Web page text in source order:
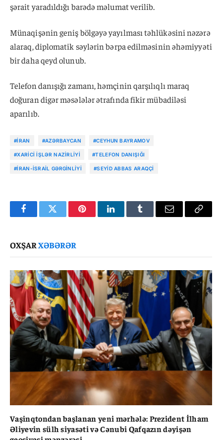
şərait yaradıldığı barədə məlumat verilib.
Münaqişənin geniş bölgəyə yayılması təhlükəsini nəzərə
alaraq, diplomatik səylərin bərpa edilməsinin əhəmiyyəti
bir daha qeyd olunub.
Telefon danışığı zamanı, həmçinin qarşılıqlı maraq
doğuran digər məsələlər ətrafında fikir mübadiləsi
aparılıb.
#İRAN #AZƏRBAYCAN #CEYHUN BAYRAMOV
#XARICI İŞLƏR NAZIRLIYI #TELEFON DANIŞIĞI
#İRAN-İSRAIL GƏRGINLIYI #SEYID ABBAS ARAQÇI
FacebookTwitter PinterestLinkedInTumblr Email
Copy
OXŞARXƏBƏRƏR
Vaşinqtondan başlanan yeni mərhələ: Prezident İlham
Əliyevin sülh siyasəti və Cənubi Qafqazın dəyişən